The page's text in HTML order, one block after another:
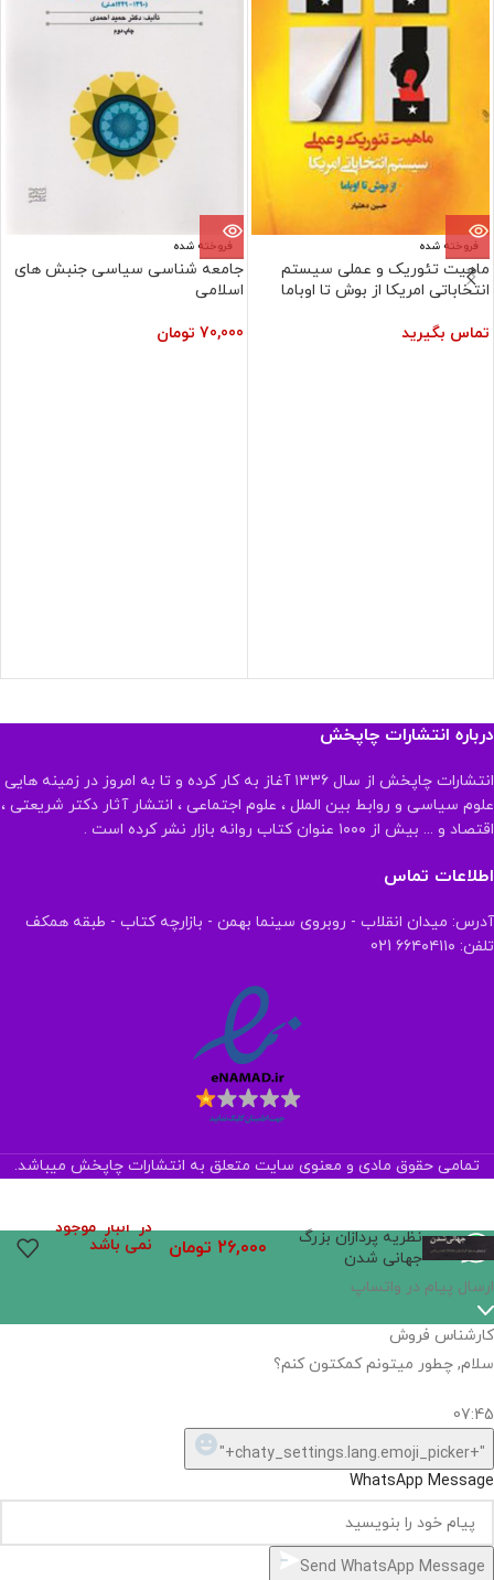
فروخته شده
ماهیت تئوریک و عملی سیستم
انتخاباتی امریکا از بوش تا اوباما
تماس بگیرید
فروخته شده
جامعه شناسی سیاسی جنبش های
اسلامی
70,000 تومان
درباره انتشارات چاپخش
انتشارات چاپخش از سال ۱۳۳۶ آغاز به کار کرده و تا به امروز در زمینه هایی
علوم سیاسی و روابط بین الملل ، علوم اجتماعی ، انتشار آثار دکتر شریعتی ،
اقتصاد و ... بیش از ۱۰۰۰ عنوان کتاب روانه بازار نشر کرده است .
اطلاعات تماس
آدرس: میدان انقلاب - روبروی سینما بهمن - بازارچه کتاب - طبقه همکف
تلفن: ۶۶۴۰۴۱۱۰ 021
تمامی حقوق مادی و معنوی سایت متعلق به انتشارات چاپخش میباشد.
نظریه پردازان بزرگ
جهانی شدن
26,000 تومان
در انبار موجود
نمی باشد
اگر
نیست,
شاید
بتونیم
تهیه
Hide